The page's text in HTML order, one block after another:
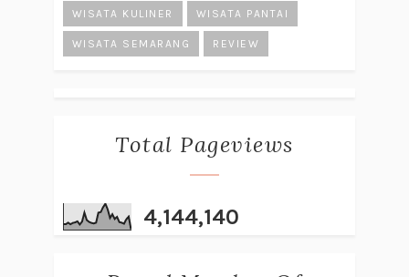
WISATA KULINER WISATA PANTAI
WISATA SEMARANG REVIEW
Total Pageviews
4,144,140